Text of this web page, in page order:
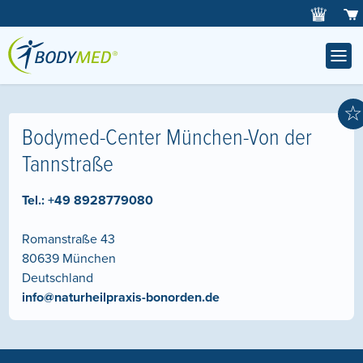
☆
Bodymed-Center München-Von der
Tannstraße
Tel.:+49 8928779080
Romanstraße 43
80639 München
Deutschland
info@naturheilpraxis-bonorden.de